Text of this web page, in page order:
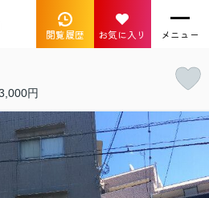
閲覧履歴 お気に入り メニュー
円